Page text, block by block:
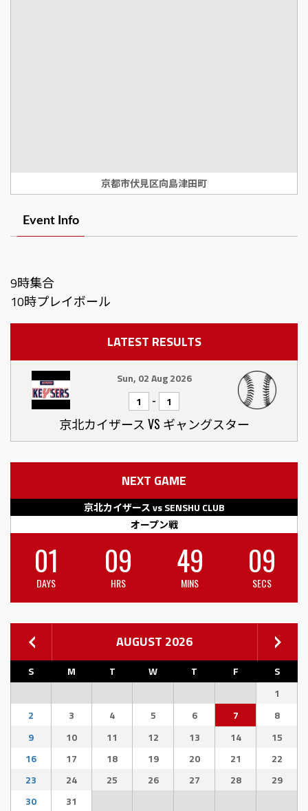
京都市伏見区向島津田町
Event Info
9時集合
LATEST RESULTS
Sun, 02 Aug 2026
1
- 1
京北カイザース VS ギャングスター
NEXT GAME
京北カイザース vs SENSHU CLUB
オープン戦
01
DAYS
09
HRS
49
MINS
09
SECS
AUGUST 2026
S M T W T F
S
1
2
3 4 5 6 7
8
9
10 11 12 13 14
15
16
17 18 19 20 21
22
23
24 25 26 27 28
29
30
31